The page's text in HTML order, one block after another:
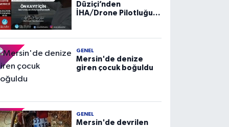
Düziçi’nden
İHA/Drone Pilotluğu
GENEL
Mersin'de denize
giren çocuk boğuldu
GENEL
Mersin'de devrilen